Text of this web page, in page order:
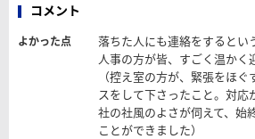
コメント
よかった点
落ちた人にも連絡をするとい
人事の方が皆、すごく温かく
（控え室の方が、緊張をほ
スをして下さったこと。対応
社の社風のよさが伺えて、始
ことができました）